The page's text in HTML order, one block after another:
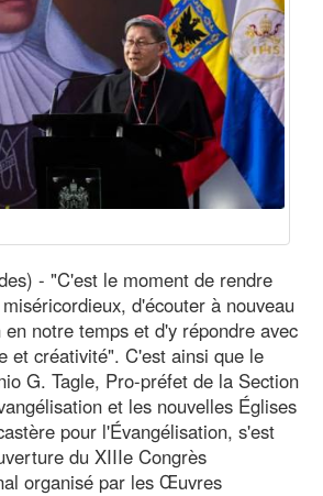
- "C'est le moment de rendre
d'écouter à nouveau
notre temps et d'y répondre avec
et créativité". C'est ainsi que le
G. Tagle, Pro-préfet de la Section
et les nouvelles Églises
pour l'Évangélisation, s'est
du XIIIe Congrès
organisé par les Œuvres